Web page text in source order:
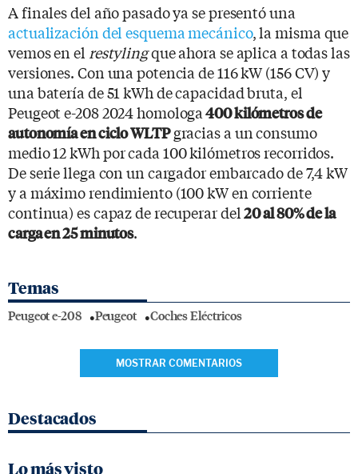
A finales del año pasado ya se presentó una
actualización del esquema mecánico, la misma que
vemos en el restylingque ahora se aplica a todas las
versiones. Con una potencia de 116 kW (156 CV) y
una batería de 51 kWh de capacidad bruta, el
Peugeot e-208 2024 homologa 400 kilómetros de
autonomía en ciclo WLTPgracias a un consumo
medio 12 kWh por cada 100 kilómetros recorridos.
De serie llega con un cargador embarcado de 7,4 kW
y a máximo rendimiento (100 kW en corriente
continua) es capaz de recuperar del20 al 80% de la
carga en 25 minutos.
Temas
Peugeot e-208 Peugeot Coches Eléctricos
MOSTRAR COMENTARIOS
Destacados
Lo más visto